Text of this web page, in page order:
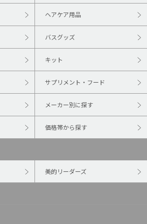
ヘアケア用品
バスグッズ
キット
サプリメント・フード
メーカー別に探す
価格帯から探す
美的リーダーズ